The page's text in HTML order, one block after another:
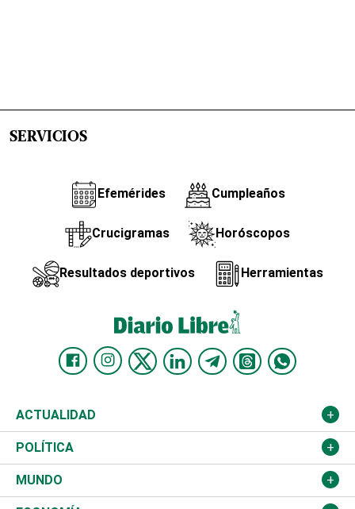
SERVICIOS
Efemérides Cumpleaños
Crucigramas Horóscopos
Resultados deportivos Herramientas
ACTUALIDAD
Nacional
Ciudad
POLÍTICA
Partidos
MUNDO